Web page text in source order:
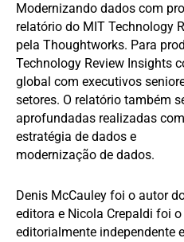
Modernizando dados com
relatório do MIT Technology
pela Thoughtworks. Para
Technology Review Insights
global com executivos
setores. O relatório também
aprofundadas realizadas
estratégia de dados e
modernização de dados.
Denis McCauley foi o autor
editora e Nicola Crepaldi foi
editorialmente independente